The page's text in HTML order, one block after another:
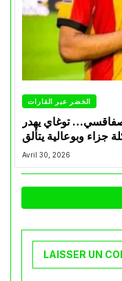
الخضر عبر القارات
توغاي يهدر
جزاء وبوعالية يتألق
Avril 30, 2026
LAISSER UN